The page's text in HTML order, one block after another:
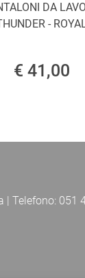
DA
-
€ 41,00
| Telefono: